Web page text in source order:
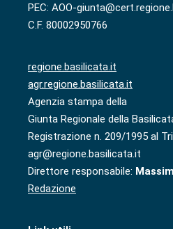
PEC: AOO-
C.F. 80002950766
regione.basilicata.it
agr.regione.basilicata.it
Agenzia stampa della
Giunta Regionale della
Registrazione n. 209/1995 al
agr@regione.basilicata.it
Direttore responsabile:
Redazione